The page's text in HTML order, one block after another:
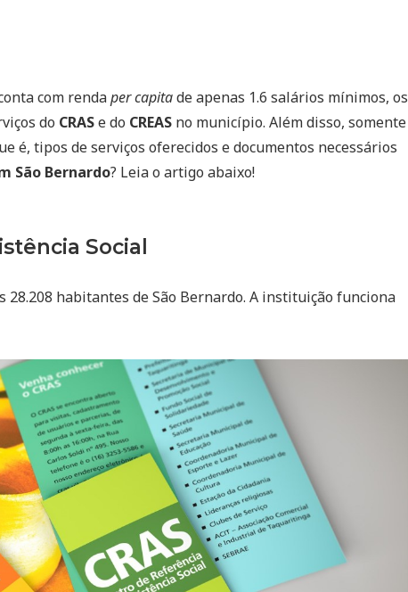
com rendaper capitade apenas 1.6 salários mínimos, os
do CRASe do CREAS no município. Além disso, somente
é, tipos de serviços oferecidos e documentos necessários
São Bernardo? Leia o artigo abaixo!
Social
28.208 habitantes de São Bernardo. A instituição funciona